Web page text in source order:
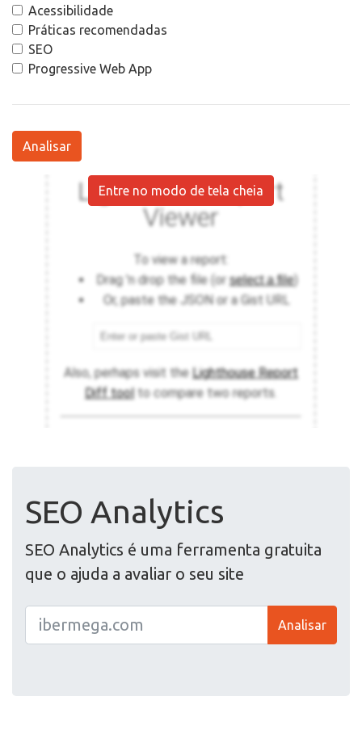
Acessibilidade
Práticas recomendadas
SEO
Progressive Web App
Analisar
Entre no modo de tela cheia
SEO Analytics
SEO Analytics é uma ferramenta gratuita
que o ajuda a avaliar o seu site
Analisar